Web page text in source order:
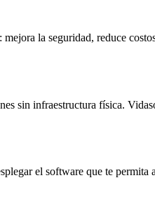
la seguridad, reduce
sin infraestructura física.
el software que te